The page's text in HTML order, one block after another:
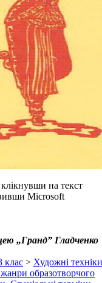
на текст
Microsoft
„Гранд” Гладченко
клас > Художні техніки
образотворчого